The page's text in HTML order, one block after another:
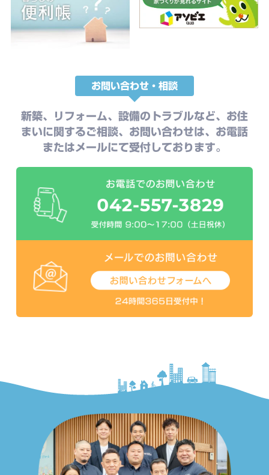
お問い合わせ・相談
新築、リフォーム、設備のトラブルなど、お住
まいに関するご相談、お問い合わせは、お電話
またはメールにて受付しております。